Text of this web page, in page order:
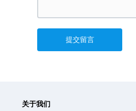
提交留言
关于我们